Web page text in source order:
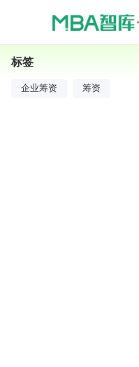
标签
企业筹资 筹资